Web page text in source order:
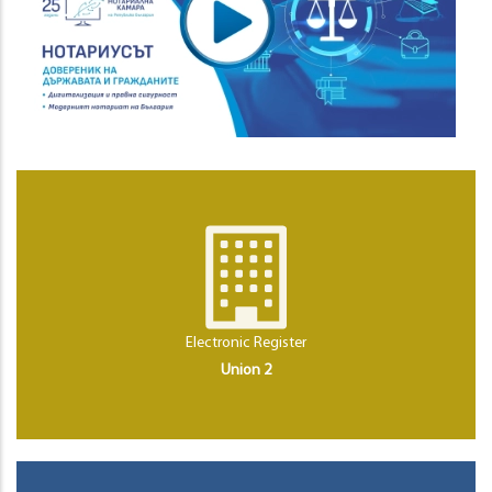
Electronic Register
Union 2